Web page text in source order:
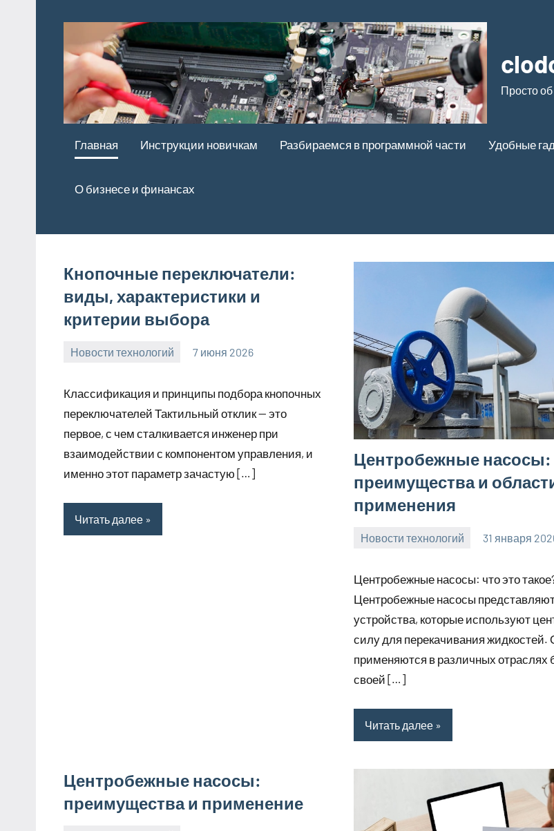
содержимому
Просто об
Главная Инструкции новичкам Разбираемся в программной части Удобные
О бизнесе и финансах
Кнопочные переключатели:
виды, характеристики и
критерии выбора
Новости технологий 7 июня 2026
Классификация и принципы подбора кнопочных
переключателей Тактильный отклик — это
первое, с чем сталкивается инженер при
взаимодействии с компонентом управления, и
именно этот параметр зачастую […]
Читать далее
Центробежные насосы:
преимущества и
применения
Новости технологий 31 января
Центробежные насосы: что это
Центробежные насосы
устройства, которые используют
силу для перекачивания
применяются в различных отраслях
своей […]
Читать далее
Центробежные насосы:
преимущества и применение